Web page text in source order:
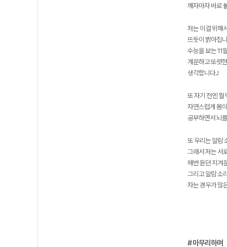
깨자마자 바로
저는 이걸 위해
뜨듯이 밝아집
수능을 보는 11
개운하고 또렷
생각합니다..!
또 자기 전엔 뭘
자연스럽게 몸
공부하면서 뇌
또 우리는 알람
그래서 저는 서
매번 듣던 지겨
그리고 알람 소
자는 경우가 많
# 마무리하며